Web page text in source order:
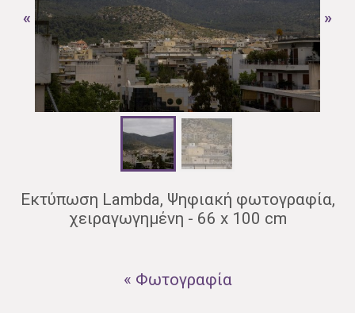
« »
Εκτύπωση Lambda, Ψηφιακή φωτογραφία,
χειραγωγημένη - 66 x 100 cm
« Φωτογραφία